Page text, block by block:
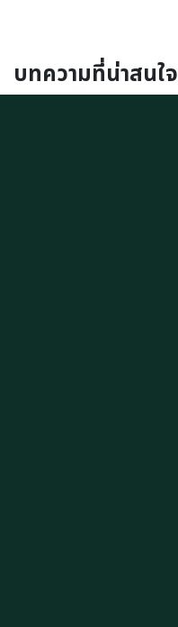
บทความที่น่าสนใจ